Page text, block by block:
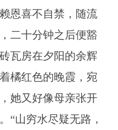
恩喜不自禁，随流
二十分钟之后便豁
瓦房在夕阳的余辉
橘红色的晚霞，宛
她又好像母亲张开
“山穷水尽疑无路，